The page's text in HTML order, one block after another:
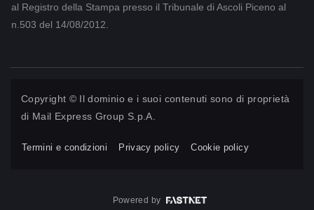
al Registro della Stampa presso il Tribunale di Ascoli Piceno al
n.503 del 14/08/2012.
Copyright © Il dominio e i suoi contenuti sono di proprietà
di Mail Express Group S.p.A.
Termini e condizioni Privacy policy Cookie policy
Powered by